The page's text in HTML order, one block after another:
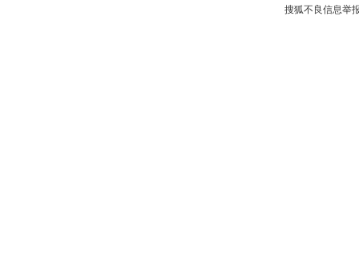
搜狐不良信息举